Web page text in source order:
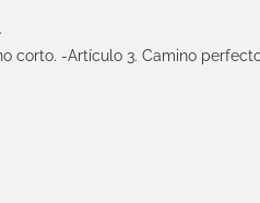
.
corto. -Artículo 3. Camino